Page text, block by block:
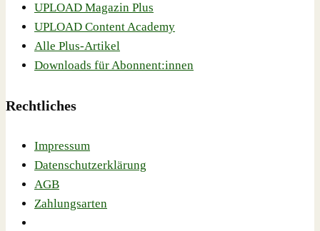
UPLOAD Magazin Plus
UPLOAD Content Academy
Alle Plus-Artikel
Downloads für Abonnent:innen
Rechtliches
Impressum
Datenschutzerklärung
AGB
Zahlungsarten